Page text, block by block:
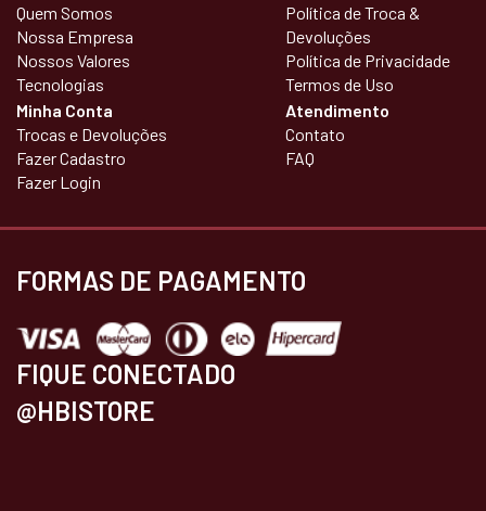
Quem Somos
Nossa Empresa
Nossos Valores
Tecnologias
Política de Troca &
Devoluções
Política de Privacidade
Termos de Uso
Minha Conta
Trocas e Devoluções
Fazer Cadastro
Fazer Login
Atendimento
Contato
FAQ
FORMAS DE PAGAMENTO
FIQUE CONECTADO
@HBISTORE